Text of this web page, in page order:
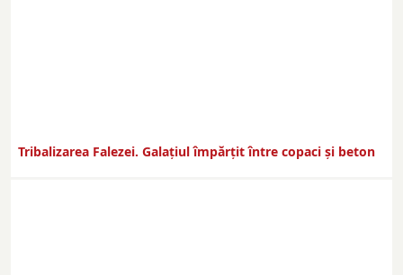
Tribalizarea Falezei. Galațiul împărțit între copaci și beton